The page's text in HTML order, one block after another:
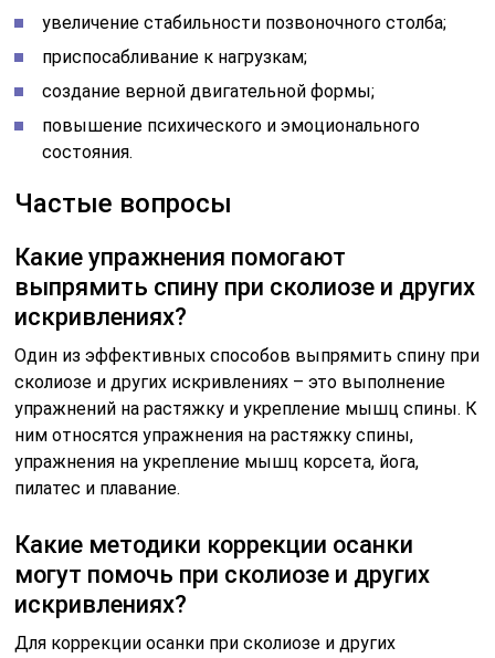
увеличение стабильности позвоночного столба;
приспосабливание к нагрузкам;
создание верной двигательной формы;
повышение психического и эмоционального
состояния.
Частые вопросы
Какие упражнения помогают
выпрямить спину при сколиозе и других
искривлениях?
Один из эффективных способов выпрямить спину при
сколиозе и других искривлениях – это выполнение
упражнений на растяжку и укрепление мышц спины. К
ним относятся упражнения на растяжку спины,
упражнения на укрепление мышц корсета, йога,
пилатес и плавание.
Какие методики коррекции осанки
могут помочь при сколиозе и других
искривлениях?
Для коррекции осанки при сколиозе и других